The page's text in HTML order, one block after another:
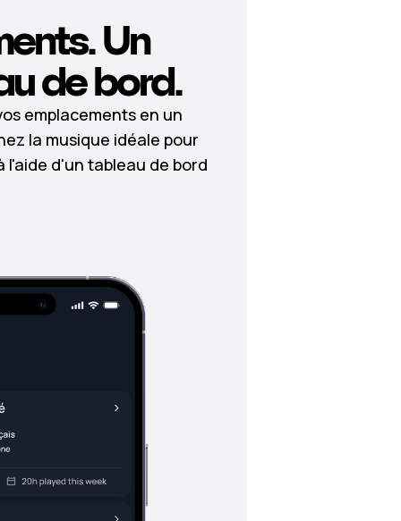
Un
de bord.
emplacements en un
la musique idéale pour
l'aide d'un tableau de bord